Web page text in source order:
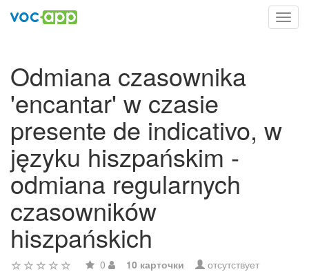
Odmiana czasownika
'encantar' w czasie
presente de indicativo, w
języku hiszpańskim -
odmiana regularnych
czasowników
hiszpańskich
0 10 карточки отсутствует